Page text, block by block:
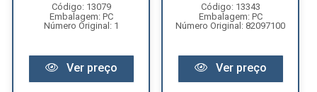
Código: 13079
Embalagem: PC
Número Original: 1
Ver preço
Código: 13343
Embalagem: PC
Número Original: 82097100
Ver preço